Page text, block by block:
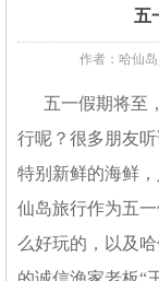
五
作者：哈仙
五一假期将至
行呢？很多朋友
特别新鲜的海鲜
仙岛旅行作为五
么好玩的，以及